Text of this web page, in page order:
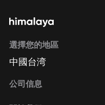
選擇您的地區
中國台湾
公司信息